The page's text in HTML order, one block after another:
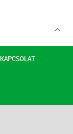
elejére
KAPCSOLAT